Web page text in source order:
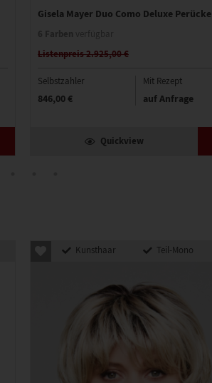
Gisela Mayer Duo Como Deluxe Perücke
Listenpreis 2.925,00 €
Selbstzahler
846,00 €
Mit Rezept
auf Anfrage
Quickview
Kunsthaar Teil-Mono